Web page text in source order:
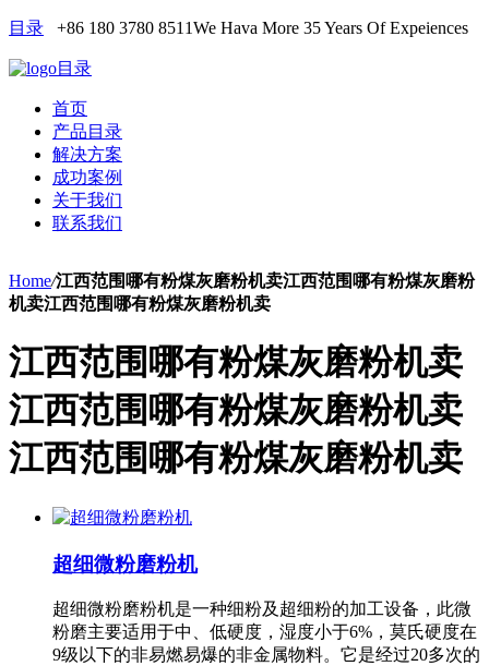
目录 +86 180 3780 8511We Hava More 35 Years Of Expeiences
目录
首页
产品目录
解决方案
成功案例
关于我们
联系我们
Home/江西范围哪有粉煤灰磨粉机卖江西范围哪有粉煤灰磨粉
机卖江西范围哪有粉煤灰磨粉机卖
江西范围哪有粉煤灰磨粉机卖
江西范围哪有粉煤灰磨粉机卖
江西范围哪有粉煤灰磨粉机卖
超细微粉磨粉机
超细微粉磨粉机是一种细粉及超细粉的加工设备，此微
粉磨主要适用于中、低硬度，湿度小于6%，莫氏硬度在
9级以下的非易燃易爆的非金属物料。它是经过20多次的